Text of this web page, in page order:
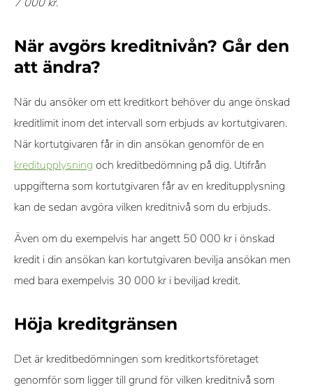
När avgörs kreditnivån? Går den
att ändra?
När du ansöker om ett kreditkort behöver du ange önskad
kreditlimit inom det intervall som erbjuds av kortutgivaren.
När kortutgivaren får in din ansökan genomför de en
kreditupplysning och kreditbedömning på dig. Utifrån
uppgifterna som kortutgivaren får av en kreditupplysning
kan de sedan avgöra vilken kreditnivå som du erbjuds.
Även om du exempelvis har angett 50 000 kr i önskad
kredit i din ansökan kan kortutgivaren bevilja ansökan men
med bara exempelvis 30 000 kr i beviljad kredit.
Höja kreditgränsen
Det är kreditbedömningen som kreditkortsföretaget
genomför som ligger till grund för vilken kreditnivå som